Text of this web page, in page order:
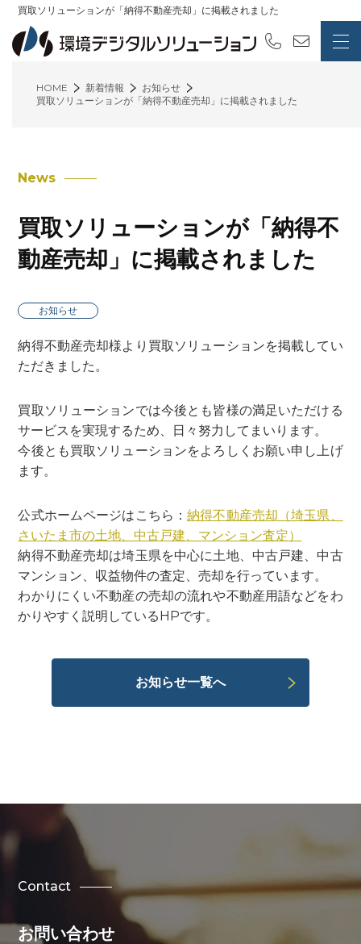
買取ソリューションが「納得不動産売却」に掲載されました
HOME 新着情報
お知らせ
買取ソリューションが「納得不動産売却」に掲載されました
News
買取ソリューションが「納得不
動産売却」に掲載されました
お知らせ
納得不動産売却様より買取ソリューションを掲載してい
ただきました。
買取ソリューションでは今後とも皆様の満足いただける
サービスを実現するため、日々努力してまいります。
今後とも買取ソリューションをよろしくお願い申し上げ
ます。
公式ホームページはこちら：納得不動産売却（埼玉県、
さいたま市の土地、中古戸建、マンション査定）
納得不動産売却は埼玉県を中心に土地、中古戸建、中古
マンション、収益物件の査定、売却を行っています。
わかりにくい不動産の売却の流れや不動産用語などをわ
かりやすく説明しているHPです。
お知らせ一覧へ
Contact
お問い合わせ